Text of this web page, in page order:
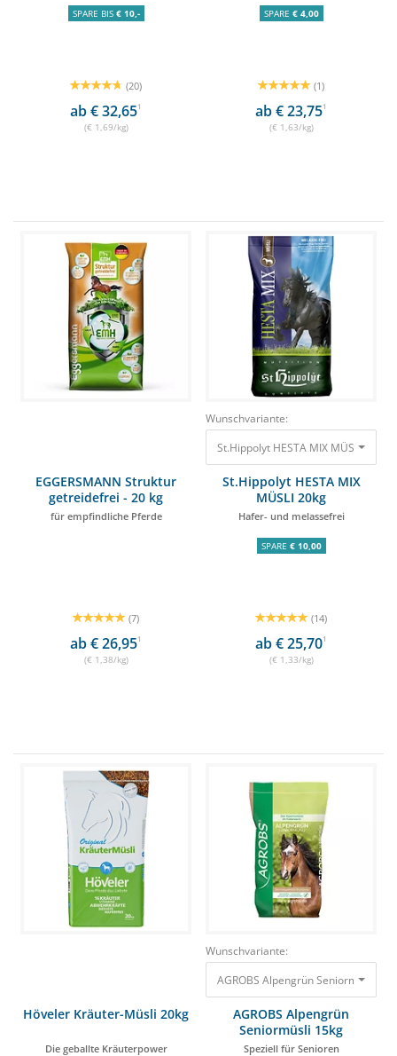
SPARE BIS € 10,-
(20)
ab € 32,651
(€ 1,69/kg)
SPARE € 4,00
(1)
ab € 23,751
(€ 1,63/kg)
EGGERSMANN Struktur
getreidefrei - 20 kg
für empfindliche Pferde
(7)
ab € 26,951
(€ 1,38/kg)
Wunschvariante:
St.Hippolyt HESTA MIX
MÜSLI 20kg
Hafer- und melassefrei
SPARE € 10,00
(14)
ab € 25,701
(€ 1,33/kg)
Höveler Kräuter-Müsli 20kg
Die geballte Kräuterpower
Wunschvariante:
AGROBS Alpengrün Seniormüsli
AGROBS Alpengrün
Seniormüsli 15kg
Speziell für Senioren